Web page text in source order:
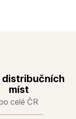
míst
celé ČR